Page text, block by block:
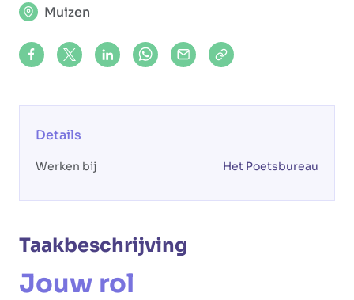
Glowi Glowi Jobs Het Poetsbureau
Share on Facebook
Share on X (formerly Twitter)
Share on LinkedIn
Share via Whatsapp
Share via Mail
Copy to clipboard
Muizen
Details
Werken bij Het Poetsbureau
Taakbeschrijving
Jouw rol